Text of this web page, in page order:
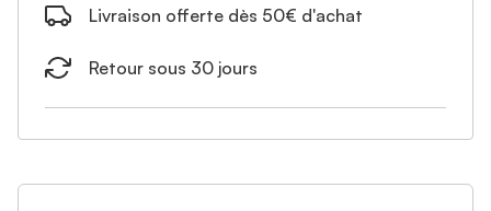
Livraison offerte dès 50€ d'achat
Retour sous 30 jours